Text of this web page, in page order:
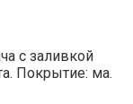
с заливкой
Покрытие: ма.